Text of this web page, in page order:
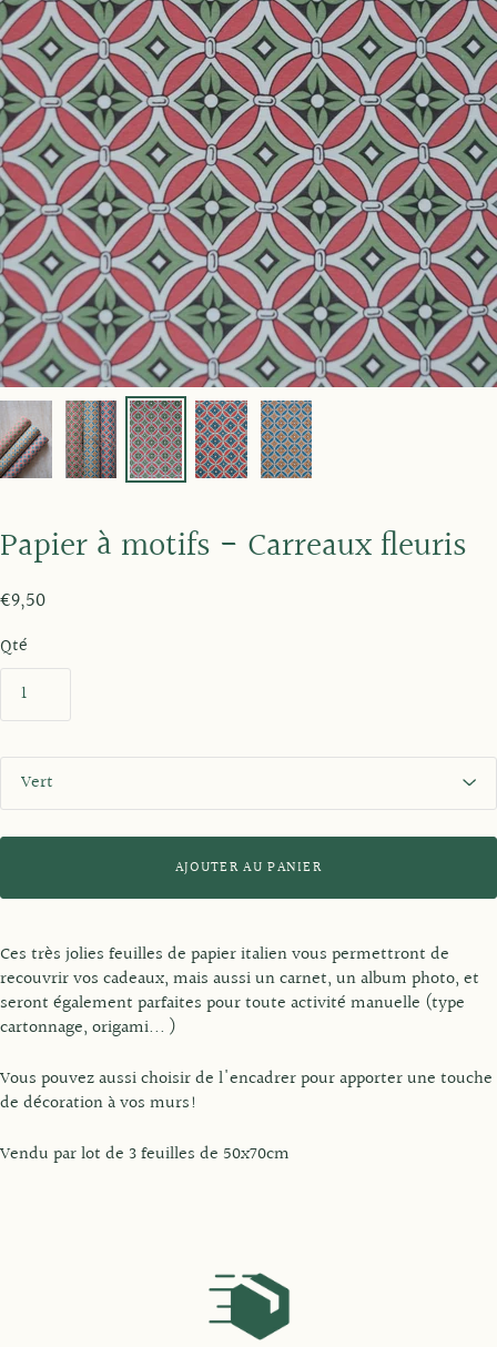
Papier à motifs - Carreaux fleuris
€9,50
Qté
S
y
l
AJOUTER AU PANIER
Ces très jolies feuilles de papier italien vous permettront de
recouvrir vos cadeaux, mais aussi un carnet, un album photo, et
seront également parfaites pour toute activité manuelle (type
cartonnage, origami... )
Vous pouvez aussi choisir de l'encadrer pour apporter une touche
de décoration à vos murs!
Vendu par lot de 3 feuilles de 50x70cm